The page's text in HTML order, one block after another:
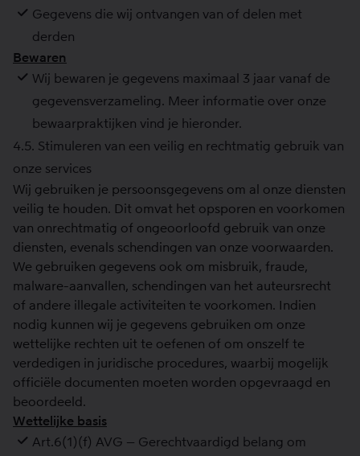
Gegevens die wij ontvangen van of delen met
derden
Bewaren
Wij bewaren je gegevens maximaal 3 jaar vanaf de
gegevensverzameling. Meer informatie over onze
bewaarpraktijken vind je hieronder.
4.5. Stimuleren van een veilig en rechtmatig gebruik van
onze services
Wij gebruiken je persoonsgegevens om al onze diensten
veilig te houden. Dit omvat het opsporen en voorkomen
van onrechtmatig of ongeoorloofd gebruik van onze
diensten, evenals schendingen van onze voorwaarden.
We gebruiken gegevens ook om misbruik, fraude,
malware-aanvallen, schendingen van het auteursrecht
of andere illegale activiteiten te voorkomen. Indien
nodig kunnen wij je gegevens gebruiken om onze
wettelijke rechten uit te oefenen of om onszelf te
verdedigen in juridische procedures, waarbij mogelijk
officiële documenten moeten worden opgevraagd en
beoordeeld.
Wettelijke basis
Art.6(1)(f) AVG – Gerechtvaardigd belang om